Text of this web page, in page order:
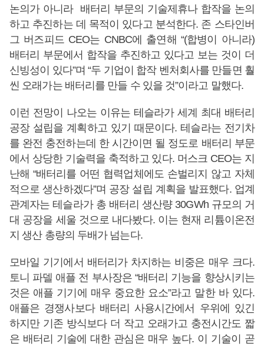
논의가 아니라 배터리 부문의 기술제휴나 합작을 논의
하고 추진하는 데 목적이 있다고 분석한다. 존 스타인버
그 버즈피드 CEO는 CNBC에 출연해 “(합병이 아니라)
배터리 부문에서 합작을 추진하고 있다고 보는 것이 더
신빙성이 있다”며 “두 기업이 합작 벤처회사를 만들면 훨
씬 오래가는 배터리를 만들 수 있을 것”이라고 말했다.
이런 전망이 나오는 이유는 테슬라가 세계 최대 배터리
공장 설립을 계획하고 있기 때문이다. 테슬라는 전기차
를 완전 충전하는데 한 시간이면 될 정도로 배터리 부문
에서 상당한 기술력을 축적하고 있다. 머스크 CEO는 지
난해 “배터리를 어떤 협력업체에도 손벌리지 않고 자체
적으로 생산하겠다”며 공장 설립 계획을 발표했다. 업계
관계자는 테슬라가 총 배터리 생산량 30GWh 규모의 거
대 공장을 세울 것으로 내다봤다. 이는 현재 리튬이온전
지 생산 총량의 두배가 넘는다.
모바일 기기에서 배터리가 차지하는 비중은 매우 크다.
토니 파델 애플 전 부사장은 “배터리 기능을 향상시키는
것은 애플 기기에 매우 중요한 요소”라고 말한 바 있다.
애플은 경쟁사보다 배터리 사용시간에서 우위에 있긴
하지만 기존 방식보다 더 작고 오래가고 충전시간도 짧
은 배터리 기술에 대한 관심은 매우 높다. 이 기술이 곧